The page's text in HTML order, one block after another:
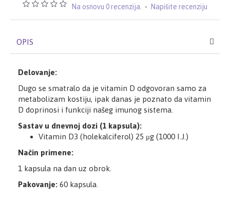
Na osnovu 0 recenzija. - Napišite recenziju
OPIS
Delovanje:
Dugo se smatralo da je vitamin D odgovoran samo za
metabolizam kostiju, ipak danas je poznato da vitamin
D doprinosi i funkciji našeg imunog sistema.
Sastav u dnevnoj dozi (1 kapsula):
Vitamin D3 (holekalciferol) 25 μg (1000 I.J.)
Način primene:
1 kapsula na dan uz obrok.
Pakovanje: 60 kapsula.